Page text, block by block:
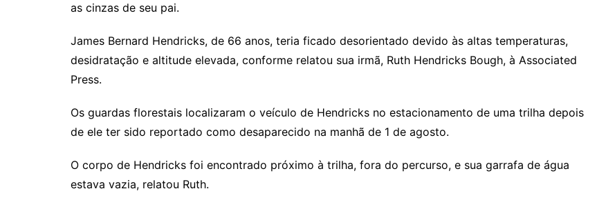
as cinzas de seu pai.
James Bernard Hendricks, de 66 anos, teria ficado desorientado devido às altas temperaturas,
desidratação e altitude elevada, conforme relatou sua irmã, Ruth Hendricks Bough, à Associated
Press.
Os guardas florestais localizaram o veículo de Hendricks no estacionamento de uma trilha depois
de ele ter sido reportado como desaparecido na manhã de 1 de agosto.
O corpo de Hendricks foi encontrado próximo à trilha, fora do percurso, e sua garrafa de água
estava vazia, relatou Ruth.